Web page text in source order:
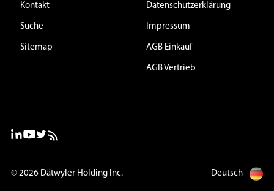
Kontakt
Suche
Sitemap
Datenschutzerklärung
Impressum
AGB Einkauf
AGB Vertrieb
© 2026 Dätwyler Holding Inc.